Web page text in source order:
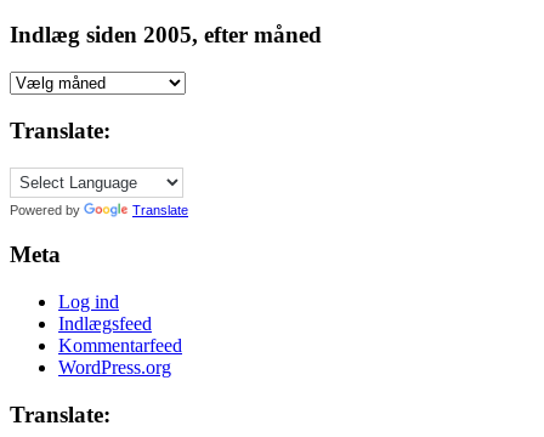
Indlæg siden 2005, efter måned
Indlæg
2005,
måned
Translate:
Powered by Translate
Meta
Log ind
Indlægsfeed
Kommentarfeed
WordPress.org
Translate: